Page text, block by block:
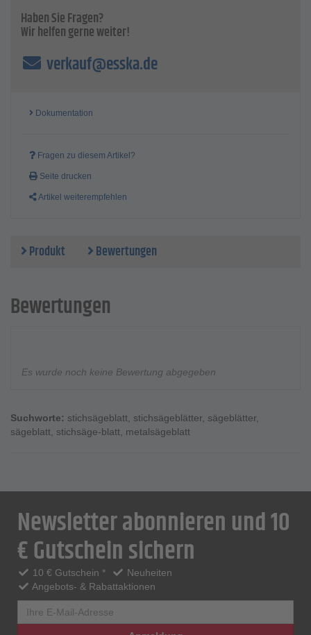
Haben Sie Fragen?
Wir helfen gerne weiter!
verkauf@esska.de
Dokumentation
Fragen zu diesem Artikel?
Seite drucken
Artikel weiterempfehlen
Produkt Bewertungen
Bewertungen
Es wurde noch keine Bewertung abgegeben
Suchworte: stichsägeblatt, stichsägeblätter, sägeblätter,
sägeblatt, stichsäge-blatt, metalsägeblatt
Newsletter abonnieren und 10
€ Gutschein sichern
10 € Gutschein *
Neuheiten
Angebots- & Rabattaktionen